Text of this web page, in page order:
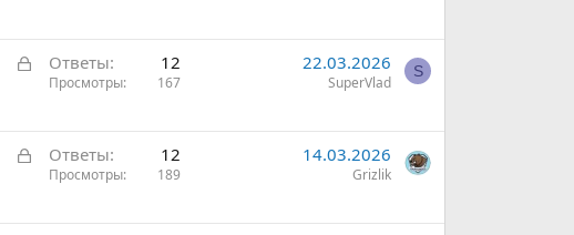
р
ыЗ
р
ы
Ответы 12
Просмотры 167
22.03.2026
SuperVlad
S
З
р
Ответы 12
Просмотры 189
14.03.2026
Grizlik